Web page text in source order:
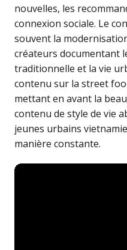
nouvelles, les
connexion sociale. Le
souvent la
créateurs documentant
traditionnelle et la vie
contenu sur la street
mettant en avant la
contenu de style de vie
jeunes urbains
manière constante.